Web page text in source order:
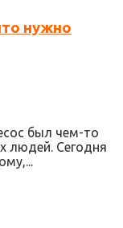
нужно
был чем-то
людей. Сегодня